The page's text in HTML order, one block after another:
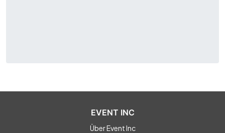
EVENT INC
Über Event Inc